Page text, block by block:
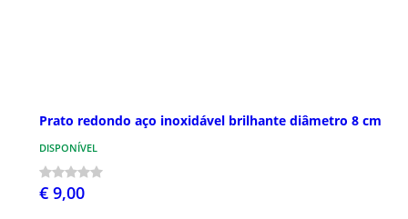
Prato redondo aço inoxidável brilhante diâmetro 8 cm
DISPONÍVEL
€ 9,00